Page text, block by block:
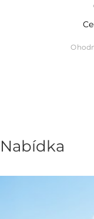
Nabídka